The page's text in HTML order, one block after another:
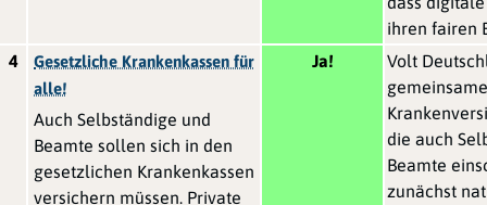
ihren fairen
4
Gesetzliche Krankenkassen für
alle!
Auch Selbständige und
Beamte sollen sich in den
gesetzlichen Krankenkassen
versichern müssen. Private
Ja!
Volt
gemeinsame
die auch
Beamte
zunächst